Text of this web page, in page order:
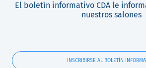
El boletín informativo CDA le
nuestros salones
INSCRIBIRSE AL BOLETÍN